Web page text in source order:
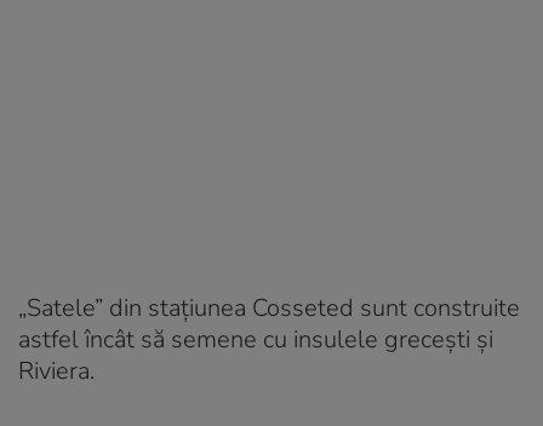
„Satele” din stațiunea Cosseted sunt construite
astfel încât să semene cu insulele grecești și
Riviera.